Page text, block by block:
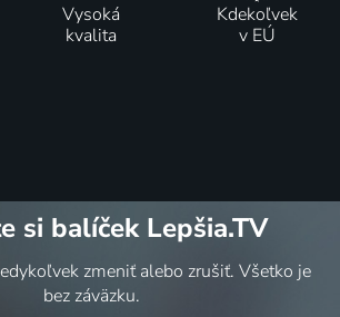
Vysoká
kvalita
Kdekoľvek
v EÚ
si balíček Lepšia.TV
zmeniť alebo zrušiť. Všetko je
bez záväzku.